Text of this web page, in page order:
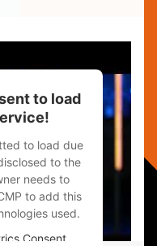
to load
to load due
to the
needs to
to add this
used.
Consent